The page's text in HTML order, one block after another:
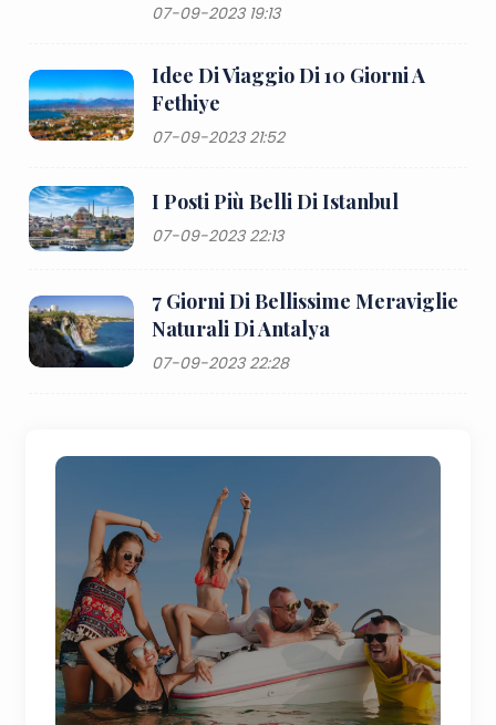
07-09-2023 19:13
Idee Di Viaggio Di 10 Giorni A
Fethiye
07-09-2023 21:52
I Posti Più Belli Di Istanbul
07-09-2023 22:13
7 Giorni Di Bellissime Meraviglie
Naturali Di Antalya
07-09-2023 22:28